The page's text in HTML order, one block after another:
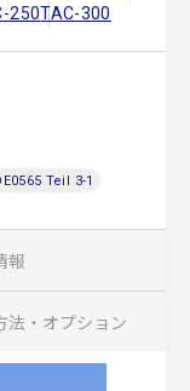
250TAC-300
Teil 3-1
報
法・オプション